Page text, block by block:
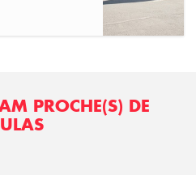
PROCHE(S) DE